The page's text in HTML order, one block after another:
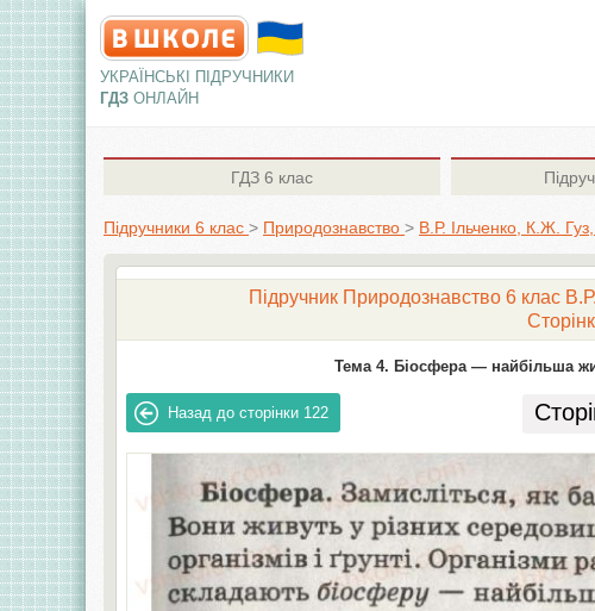
УКРАЇНСЬКІ ПІДРУЧНИКИ
ГДЗ ОНЛАЙН
ГДЗ 6 клас
Підручники 6 клас > Природознавство > В.Р. Ільченко, К.Ж.
Підручник Природознавство 6 клас
Тема 4. Біосфера — найбільша
Назад до сторінки 122